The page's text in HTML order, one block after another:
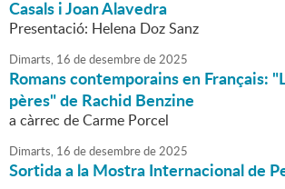
Casals i Joan Alavedra
Presentació: Helena Doz Sanz
Dimarts, 16 dedesembrede2025
Romans contemporains en Français:
pères" de Rachid Benzine
a càrrec de Carme Porcel
Dimarts, 16 dedesembrede2025
Sortida a la Mostra Internacional de